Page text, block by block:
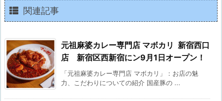
関連記事
元祖麻婆カレー専門店 マボカリ 新宿西口
店 新宿区西新宿にン9月1日オープン！
「元祖麻婆カレー専門店 マボカリ」：お店の魅
力、こだわりについての紹介 国産豚の ...